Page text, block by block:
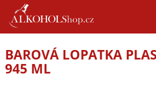
obsah
BAROVÁ LOPATKA
945 ML